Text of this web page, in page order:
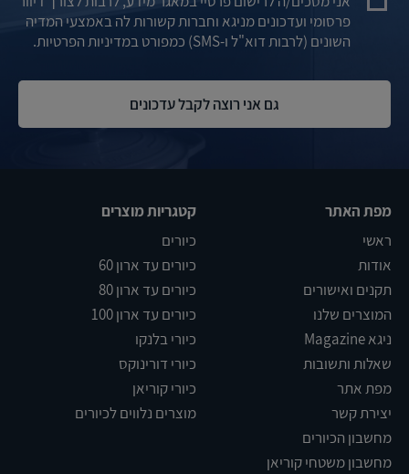
פרסומי ועדכונים מניגא וחברות קשורות לה באמצעי המדיה
השונים (לרבות דוא"ל ו-SMS) כמפורט במדיניות הפרטיות.
מפת האתר
ראשי
אודות
תקנים ואישורים
המוצרים שלנו
ניגא Magazine
שאלות ותשובות
מפת אתר
יצירת קשר
מחשבון הכיורים
מחשבון משטחי קוריאן
קטגריות מוצרים
כיורים
כיורים עד ארון 60
כיורים עד ארון 80
כיורים עד ארון 100
כיורי בלנקו
כיורי דורינוקס
כיורי קוריאן
מוצרים נלווים לכיורים